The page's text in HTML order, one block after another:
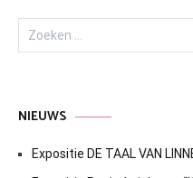
Zoeken
naar:
NIEUWS
Expositie DE TAAL VAN